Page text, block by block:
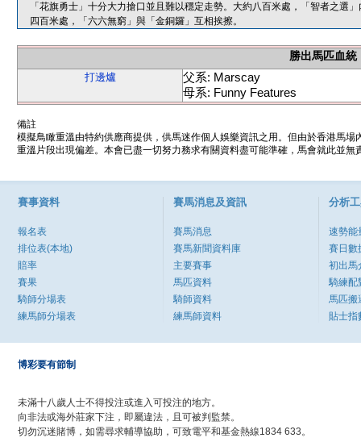
「花旗勇士」十分大力搶口並且難以穩定走勢。大約八百米處，「智者之選
四百米處，「六六無窮」與「金銅鑼」互相挨擦。
勝出馬匹血統
打邊爐
父系: Marscay
母系: Funny Features
備註
模擬鳥瞰重溫由特約供應商提供，供馬迷作個人娛樂資訊之用。但由於香港馬
重溫片段出現偏差。本會已盡一切努力務求有關資料盡可能準確，馬會就此並
賽事資料
報名表
排位表(本地)
賠率
賽果
騎師分場表
練馬師分場表
賽馬消息及資訊
賽馬消息
賽馬新聞資料庫
主要賽事
馬匹資料
騎師資料
練馬師資料
分析
速勢能
賽日數
初出馬
騎練配
馬匹搬
貼士指
博彩要有節制
未滿十八歲人士不得投注或進入可投注的地方。
向非法或海外莊家下注，即屬違法，且可被判監禁。
切勿沉迷賭博，如需尋求輔導協助，可致電平和基金熱線1834 633。